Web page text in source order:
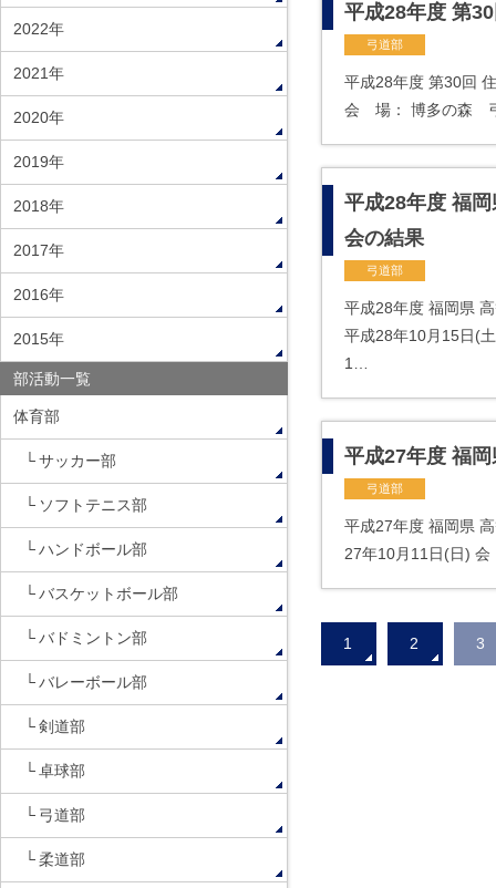
平成28年度 第
弓道部
平成28年度 第30回
会 場： 博多の森
平成28年度 福
会の結果
弓道部
平成28年度 福岡県
平成28年10月15日
1…
平成27年度 福
弓道部
平成27年度 福岡県
27年10月11日(日)
1 2 3
2022年
2021年
2020年
2019年
2018年
2017年
2016年
2015年
部活動一覧
体育部
サッカー部
ソフトテニス部
ハンドボール部
バスケットボール部
バドミントン部
バレーボール部
剣道部
卓球部
弓道部
柔道部